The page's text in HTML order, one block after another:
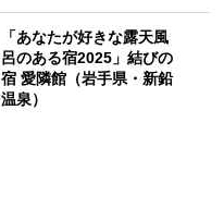
「あなたが好きな露天風
呂のある宿2025」結びの
宿 愛隣館（岩手県・新鉛
温泉）